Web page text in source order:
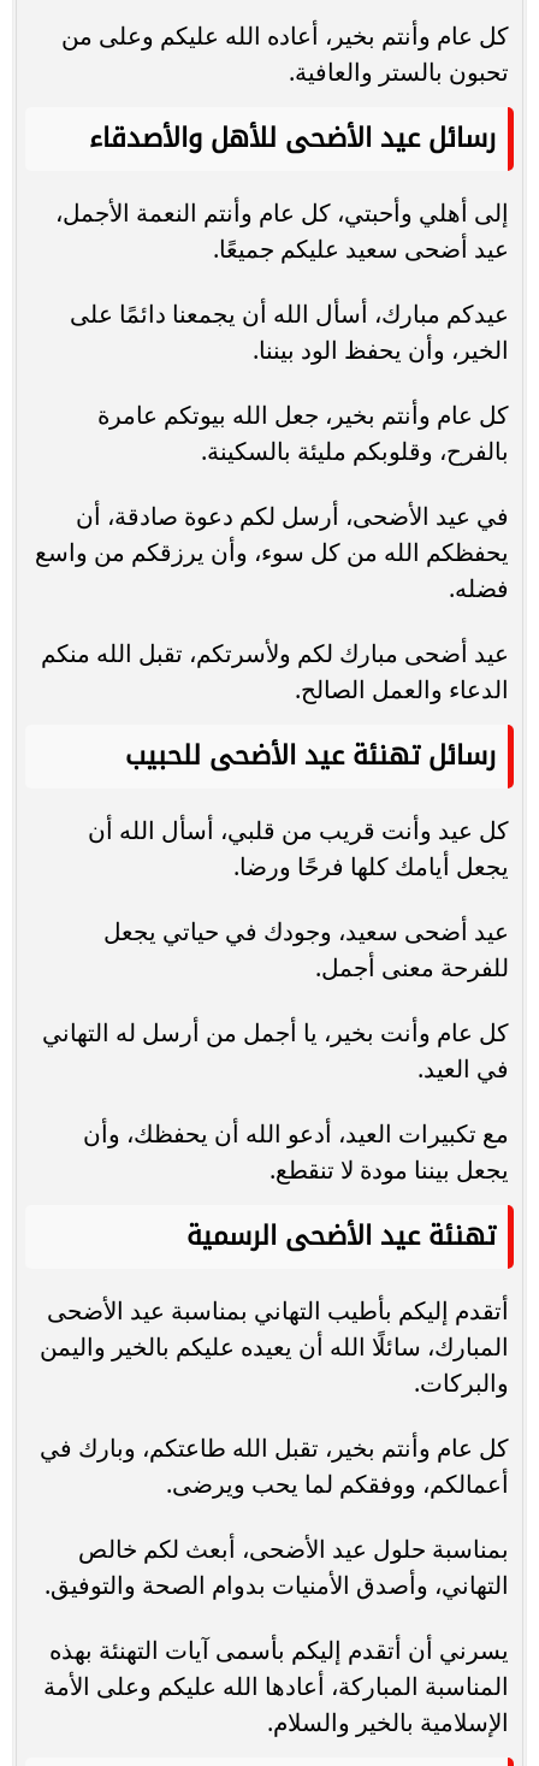
كل عام وأنتم بخير، أعاده الله عليكم وعلى من
تحبون بالستر والعافية.
رسائل عيد الأضحى للأهل والأصدقاء
إلى أهلي وأحبتي، كل عام وأنتم النعمة الأجمل،
عيد أضحى سعيد عليكم جميعًا.
عيدكم مبارك، أسأل الله أن يجمعنا دائمًا على
الخير، وأن يحفظ الود بيننا.
كل عام وأنتم بخير، جعل الله بيوتكم عامرة
بالفرح، وقلوبكم مليئة بالسكينة.
في عيد الأضحى، أرسل لكم دعوة صادقة، أن
يحفظكم الله من كل سوء، وأن يرزقكم من واسع
فضله.
عيد أضحى مبارك لكم ولأسرتكم، تقبل الله منكم
الدعاء والعمل الصالح.
رسائل تهنئة عيد الأضحى للحبيب
كل عيد وأنت قريب من قلبي، أسأل الله أن
يجعل أيامك كلها فرحًا ورضا.
عيد أضحى سعيد، وجودك في حياتي يجعل
للفرحة معنى أجمل.
كل عام وأنت بخير، يا أجمل من أرسل له التهاني
في العيد.
مع تكبيرات العيد، أدعو الله أن يحفظك، وأن
يجعل بيننا مودة لا تنقطع.
تهنئة عيد الأضحى الرسمية
أتقدم إليكم بأطيب التهاني بمناسبة عيد الأضحى
المبارك، سائلًا الله أن يعيده عليكم بالخير واليمن
والبركات.
كل عام وأنتم بخير، تقبل الله طاعتكم، وبارك في
أعمالكم، ووفقكم لما يحب ويرضى.
بمناسبة حلول عيد الأضحى، أبعث لكم خالص
التهاني، وأصدق الأمنيات بدوام الصحة والتوفيق.
يسرني أن أتقدم إليكم بأسمى آيات التهنئة بهذه
المناسبة المباركة، أعادها الله عليكم وعلى الأمة
الإسلامية بالخير والسلام.